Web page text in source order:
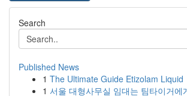
Search
Published News
1 The Ultimate Guide Etizolam Liquid
1 서울 대형사무실 임대는 팀타이거에